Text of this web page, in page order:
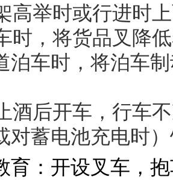
高举时或行进时
时，将货品叉降
泊车时，将泊车
酒后开车，行车
对蓄电池充电时
育：开设叉车，